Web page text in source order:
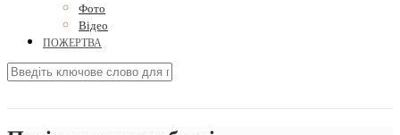
Фото
Відео
ПОЖЕРТВА